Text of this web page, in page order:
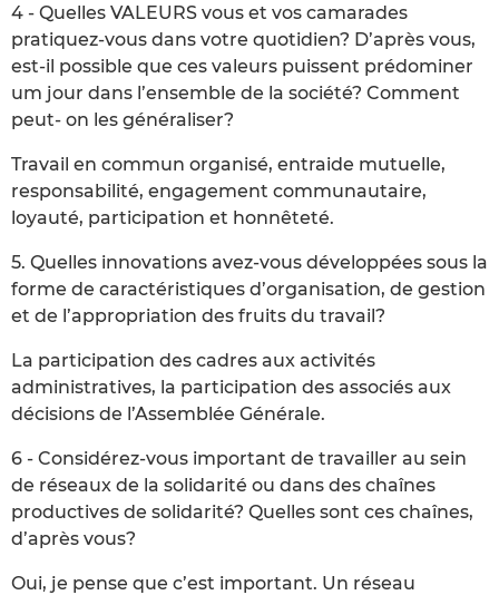
4 - Quelles VALEURS vous et vos camarades
pratiquez-vous dans votre quotidien? D’après vous,
est-il possible que ces valeurs puissent prédominer
um jour dans l’ensemble de la société? Comment
peut- on les généraliser?
Travail en commun organisé, entraide mutuelle,
responsabilité, engagement communautaire,
loyauté, participation et honnêteté.
5. Quelles innovations avez-vous développées sous la
forme de caractéristiques d’organisation, de gestion
et de l’appropriation des fruits du travail?
La participation des cadres aux activités
administratives, la participation des associés aux
décisions de l’Assemblée Générale.
6 - Considérez-vous important de travailler au sein
de réseaux de la solidarité ou dans des chaînes
productives de solidarité? Quelles sont ces chaînes,
d’après vous?
Oui, je pense que c’est important. Un réseau